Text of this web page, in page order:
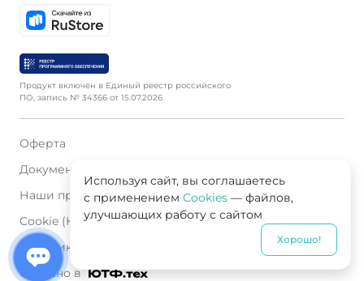
Продукт включён в Единый реестр российского
ПО, запись № 34366 от 15.07.2026
Оферта
Документация
Наши продавцы
Cookie (Куки)
Политика конфиденциальности
Сделано в
Используя сайт, вы соглашаетесь
с применением Cookies — файлов,
улучшающих работу с сайтом
Хорошо!